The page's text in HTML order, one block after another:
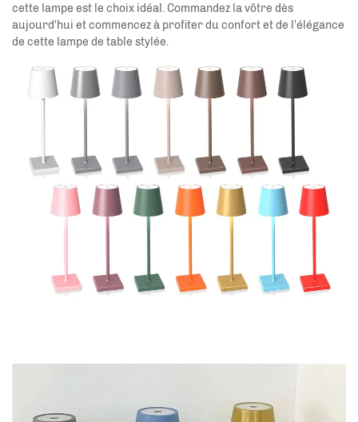
cette lampe est le choix idéal. Commandez la vôtre dès
aujourd'hui et commencez à profiter du confort et de l'élégance
de cette lampe de table stylée.